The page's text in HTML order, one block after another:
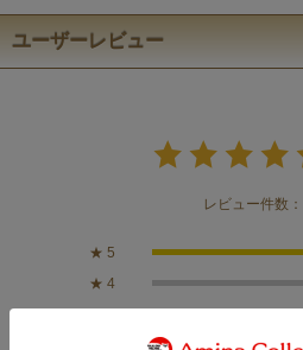
ユーザーレビュー
レビュー件数：
★ 5
★ 4
★ 3